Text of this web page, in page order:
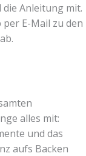
die Anleitung mit.
E-Mail zu den
alles mit:
und das
aufs Backen